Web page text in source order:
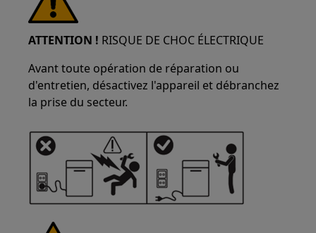
ATTENTION ! RISQUE DE CHOC ÉLECTRIQUE
Avant toute opération de réparation ou
d'entretien, désactivez l'appareil et débranchez
la prise du secteur.